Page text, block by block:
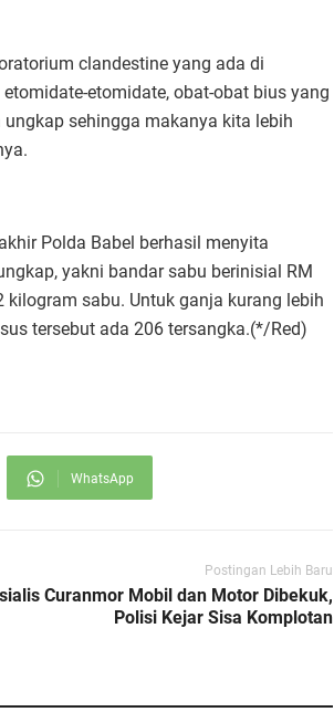
clandestine yang ada di
etomidate, obat-obat bius yang
sehingga makanya kita lebih
Polda Babel berhasil menyita
yakni bandar sabu berinisial RM
sabu. Untuk ganja kurang lebih
tersebut ada 206 tersangka.(*/Red)
WhatsApp
Postingan Lebih Baru
Curanmor Mobil dan Motor Dibekuk,
Polisi Kejar Sisa Komplotan